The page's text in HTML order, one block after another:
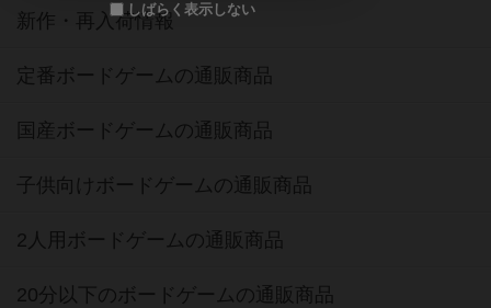
しばらく表示しない
新作・再入荷情報
定番ボードゲームの通販商品
国産ボードゲームの通販商品
子供向けボードゲームの通販商品
2人用ボードゲームの通販商品
20分以下のボードゲームの通販商品